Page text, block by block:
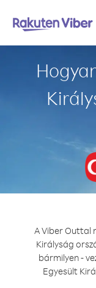
A Viber Outtal
Királyság
bármilyen -
Egyesült